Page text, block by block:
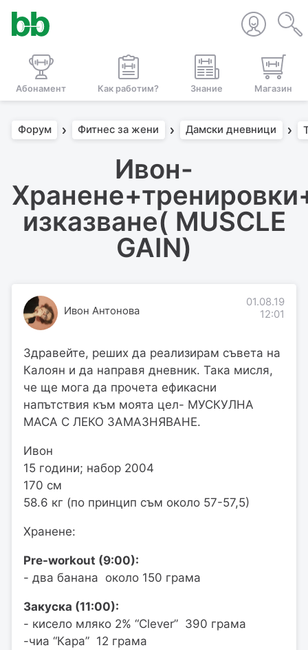
Абонамент Как работим? Знание Магазин
Форум Фитнес за жени Дамски дневници
Ивон-
изказване( MUSCLE
GAIN)
Ивон Антонова
01.08.19
12:01
Здравейте, реших да реализирам съвета на
Калоян и да направя дневник. Така мисля,
че ще мога да прочета ефикасни
напътствия към моята цел- МУСКУЛНА
МАСА С ЛЕКО ЗАМАЗНЯВАНЕ.
Ивон
15 години; набор 2004
170 см
58.6 кг (по принцип съм около 57-57,5)
Хранене:
Pre-workout (9:00):
- два банана около 150 грама
Закуска (11:00):
- кисело мляко 2% “Clever” 390 грама
-чиа “Кара” 12 грама